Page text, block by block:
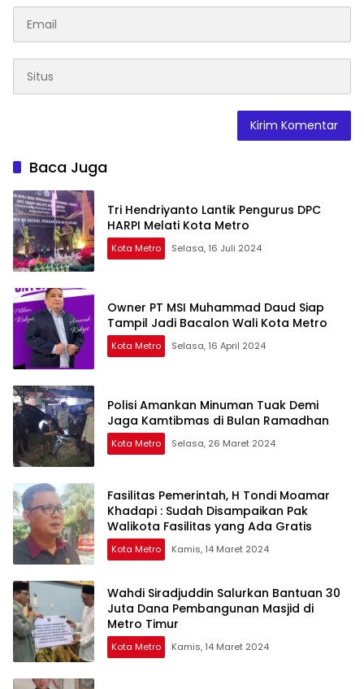
Baca Juga
Tri Hendriyanto Lantik Pengurus DPC
HARPI Melati Kota Metro
Kota Metro Selasa, 16 Juli 2024
Owner PT MSI Muhammad Daud Siap
Tampil Jadi Bacalon Wali Kota Metro
Kota Metro Selasa, 16 April 2024
Polisi Amankan Minuman Tuak Demi
Jaga Kamtibmas di Bulan Ramadhan
Kota Metro Selasa, 26 Maret 2024
Fasilitas Pemerintah, H Tondi Moamar
Khadapi : Sudah Disampaikan Pak
Walikota Fasilitas yang Ada Gratis
Kota Metro Kamis, 14 Maret 2024
Wahdi Siradjuddin Salurkan Bantuan 30
Juta Dana Pembangunan Masjid di
Metro Timur
Kota Metro Kamis, 14 Maret 2024